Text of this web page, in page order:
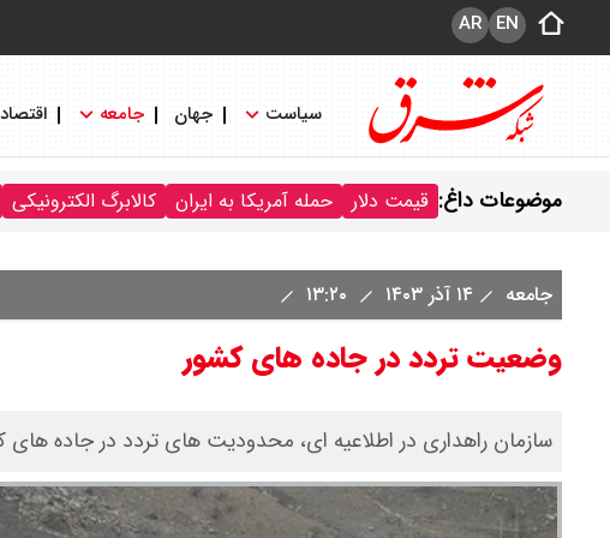
EN
AR
سیاست جهان جامعه اقتصاد
موضوعات داغ: قیمت دلار حمله آمریکا به ایران کالابرگ الکترونیکی
جامعه ۱۴ آذر ۱۴۰۳
وضعیت تردد در جاده های کشور
سازمان راهداری در اطلاعیه ای، محدودیت های تردد در جاده های